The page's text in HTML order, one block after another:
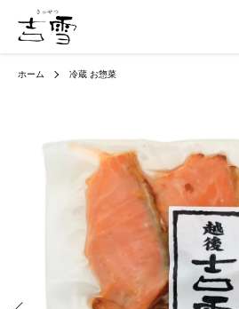
ホーム 冷蔵 お惣菜